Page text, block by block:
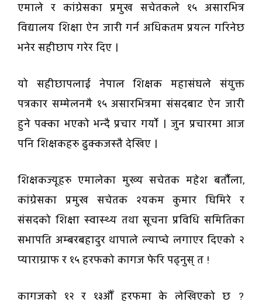
एमाले र कांग्रेसका प्रमुख सचेतकले १५ असारभित्र
विद्यालय शिक्षा ऐन जारी गर्न अधिकतम प्रयत्न गरिनेछ
भनेर सहीछाप गरेर दिए ।
यो सहीछापलाई नेपाल शिक्षक महासंघले संयुक्त
पत्रकार सम्मेलनमै १५ असारभित्रमा संसदबाट ऐन जारी
हुने पक्का भएको भन्दै प्रचार गर्यो । जुन प्रचारमा आज
पनि शिक्षकहरु ढुक्कजस्तै देखिए ।
शिक्षकज्यूहरु एमालेका मुख्य सचेतक महेश बर्तौला,
कांग्रेसका प्रमुख सचेतक श्यकम कुमार घिमिरे र
संसदको शिक्षा स्वास्थ्य तथा सूचना प्रविधि समितिका
सभापति अम्बरबहादुर थापाले ल्याप्चे लगाएर दिएको २
प्याराग्राफ र १५ हरफको कागज फेरि पढ्नुस् त !
कागजको १२ र १३औँ हरफमा के लेखिएको छ ?